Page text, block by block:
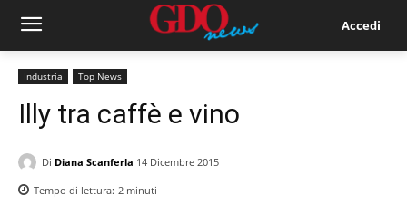
Accedi
Industria Top News
Illy tra caffè e vino
Di Diana Scanferla 14 Dicembre 2015
Tempo di lettura: 2 minuti